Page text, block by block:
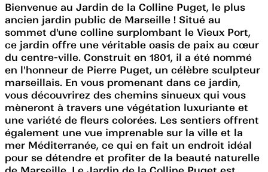
Bienvenue au Jardin de la Colline Puget, le plus
ancien jardin public de Marseille ! Situé au
sommet d'une colline surplombant le Vieux Port,
ce jardin offre une véritable oasis de paix au cœur
du centre-ville. Construit en 1801, il a été nommé
en l'honneur de Pierre Puget, un célèbre sculpteur
marseillais. En vous promenant dans ce jardin,
vous découvrirez des chemins sinueux qui vous
mèneront à travers une végétation luxuriante et
une variété de fleurs colorées. Les sentiers offrent
également une vue imprenable sur la ville et la
mer Méditerranée, ce qui en fait un endroit idéal
pour se détendre et profiter de la beauté naturelle